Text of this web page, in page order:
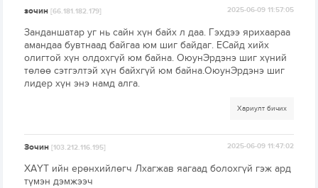
зочин[66.181.182.179] 2025-06-09 11:57:05
Занданшатар уг нь сайн хүн байх л даа. Гэхдээ ярихаараа
амандаа бувтнаад байгаа юм шиг байдаг. ЕСайд хийх
олигтой хүн олдохгүй юм байна. ОюунЭрдэнэ шиг хүний
төлөө сэтгэлтэй хүн байхгүй юм байна.ОюунЭрдэнэ шиг
лидер хүн энэ намд алга.
Хариулт бичих
Зочин[103.212.116.195] 2025-06-09 11:47:02
ХАҮТ ийн ерөнхийлөгч Лхагжав яагаад болохгүй гэж ард
түмэн дэмжээч